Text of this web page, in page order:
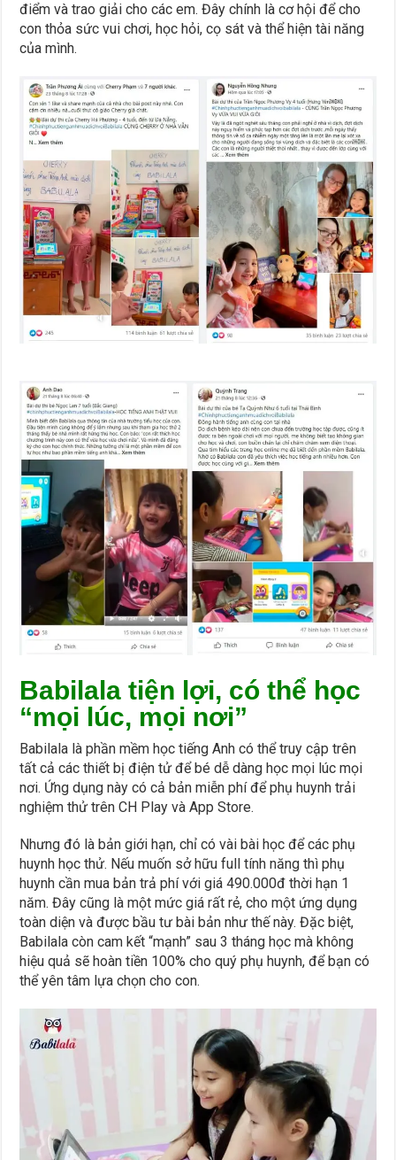
điểm và trao giải cho các em. Đây chính là cơ hội để cho
con thỏa sức vui chơi, học hỏi, cọ sát và thể hiện tài năng
của mình.
Babilala tiện lợi, có thể học
“mọi lúc, mọi nơi”
Babilala là phần mềm học tiếng Anh có thể truy cập trên
tất cả các thiết bị điện tử để bé dễ dàng học mọi lúc mọi
nơi. Ứng dụng này có cả bản miễn phí để phụ huynh trải
nghiệm thử trên CH Play và App Store.
Nhưng đó là bản giới hạn, chỉ có vài bài học để các phụ
huynh học thử. Nếu muốn sở hữu full tính năng thì phụ
huynh cần mua bản trả phí với giá 490.000đ thời hạn 1
năm. Đây cũng là một mức giá rất rẻ, cho một ứng dụng
toàn diện và được bầu tư bài bản như thế này. Đặc biệt,
Babilala còn cam kết “mạnh” sau 3 tháng học mà không
hiệu quả sẽ hoàn tiền 100% cho quý phụ huynh, để bạn có
thể yên tâm lựa chọn cho con.